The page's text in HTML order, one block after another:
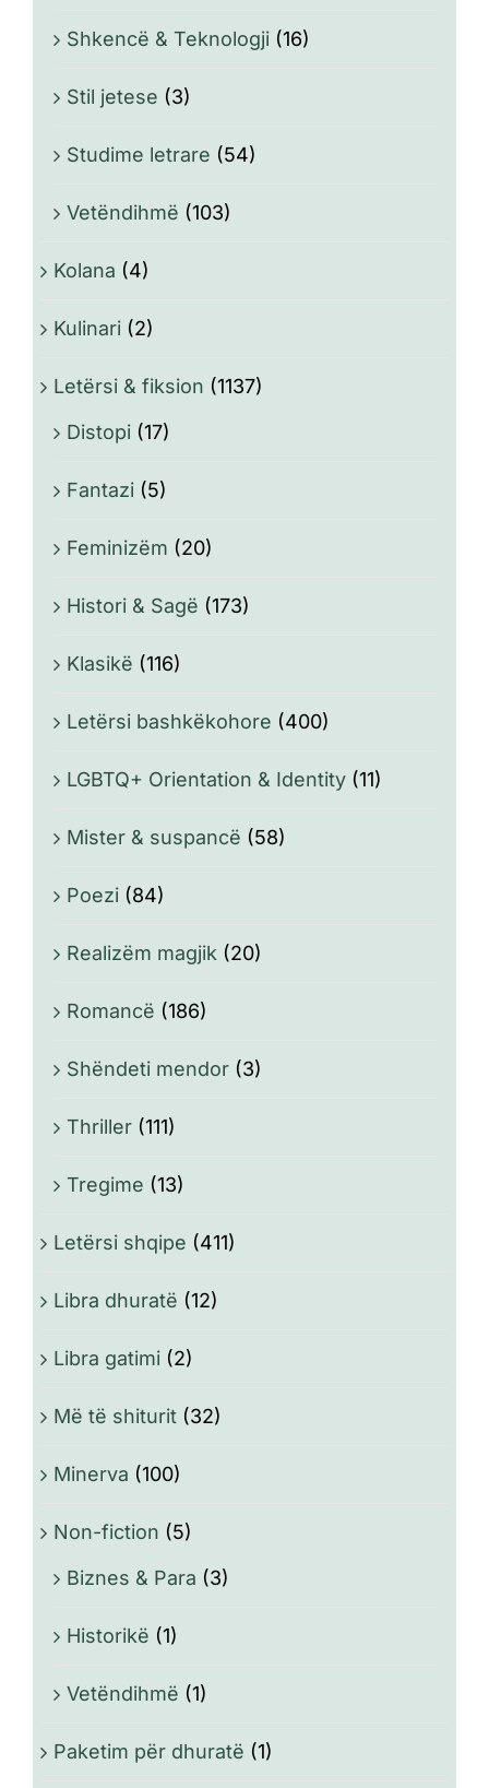
Shkencë & Teknologji (16)
Stil jetese (3)
Studime letrare (54)
Vetëndihmë (103)
Kolana (4)
Kulinari (2)
Letërsi & fiksion (1137)
Distopi (17)
Fantazi (5)
Feminizëm (20)
Histori & Sagë (173)
Klasikë (116)
Letërsi bashkëkohore (400)
LGBTQ+ Orientation & Identity (11)
Mister & suspancë (58)
Poezi (84)
Realizëm magjik (20)
Romancë (186)
Shëndeti mendor (3)
Thriller (111)
Tregime (13)
Letërsi shqipe (411)
Libra dhuratë (12)
Libra gatimi (2)
Më të shiturit (32)
Minerva (100)
Non-fiction (5)
Biznes & Para (3)
Historikë (1)
Vetëndihmë (1)
Paketim për dhuratë (1)